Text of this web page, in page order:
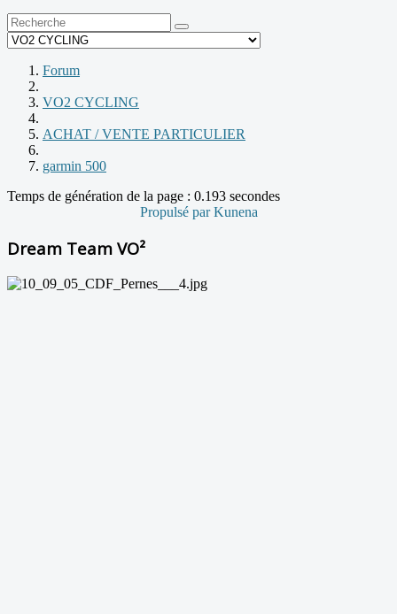
Forum
VO2 CYCLING
ACHAT / VENTE PARTICULIER
garmin 500
Temps de génération de la page : 0.193 secondes
Propulsé parKunena
Dream Team VO²